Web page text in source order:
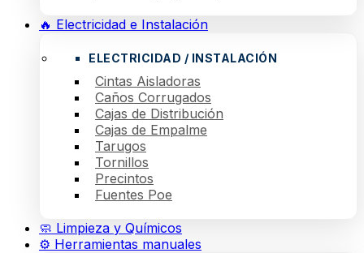
🔥 Electricidad e Instalación
ELECTRICIDAD / INSTALACIÓN
Cintas Aisladoras
Caños Corrugados
Cajas de Distribución
Cajas de Empalme
Tarugos
Tornillos
Precintos
Fuentes Poe
🧼 Limpieza y Químicos
⚙️ Herramientas manuales